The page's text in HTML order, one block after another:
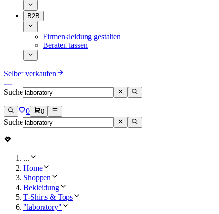
B2B
Firmenkleidung gestalten
Beraten lassen
Selber verkaufen
Suche
0 0
Suche
...
Home
Shoppen
Bekleidung
T-Shirts & Tops
"laboratory"